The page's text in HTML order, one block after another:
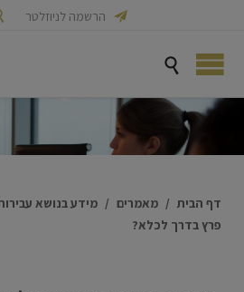
 הרשמה לניוזלטר

דף הבית / מאמרים / מידע בנושא
פרץ בדרך לכלא?